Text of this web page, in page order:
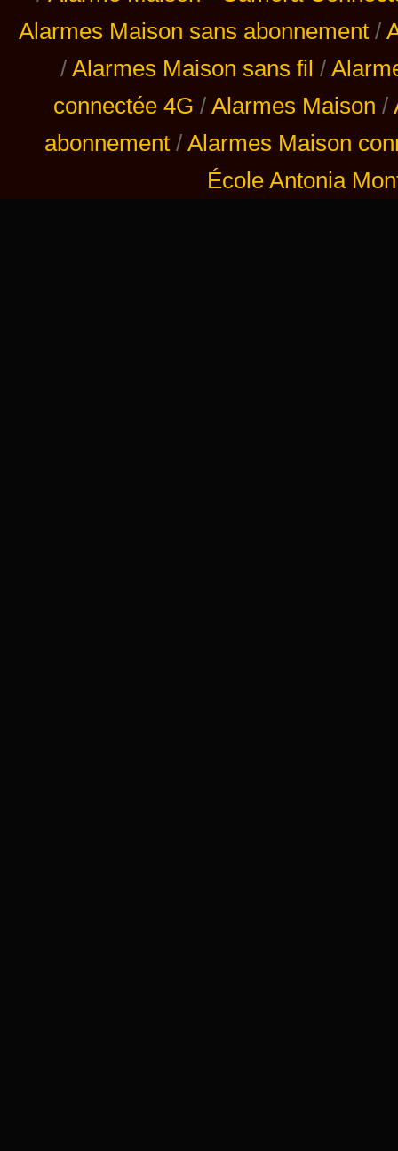
Alarmes Maison sans abonnement /
/ Alarmes Maison sans fil /
connectée 4G / Alarmes Maison /
abonnement / Alarmes Maison
École Antonia